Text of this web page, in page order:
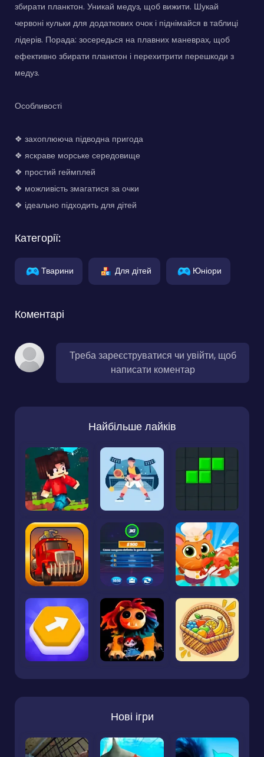
збирати планктон. Уникай медуз, щоб вижити. Шукай
червоні кульки для додаткових очок і піднімайся в таблиці
лідерів. Порада: зосередься на плавних маневрах, щоб
ефективно збирати планктон і перехитрити перешкоди з
медуз.
Особливості
❖ захоплююча підводна пригода
❖ яскраве морське середовище
❖ простий геймплей
❖ можливість змагатися за очки
❖ ідеально підходить для дітей
Категорії:
Тварини Для дітей Юніори
Коментарі
Треба зареєструватися чи увійти, щоб
написати коментар
Найбільше лайків
Нові ігри